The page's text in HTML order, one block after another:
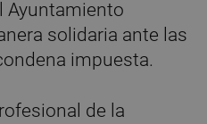
Ayuntamiento
solidaria ante las
impuesta.
de la